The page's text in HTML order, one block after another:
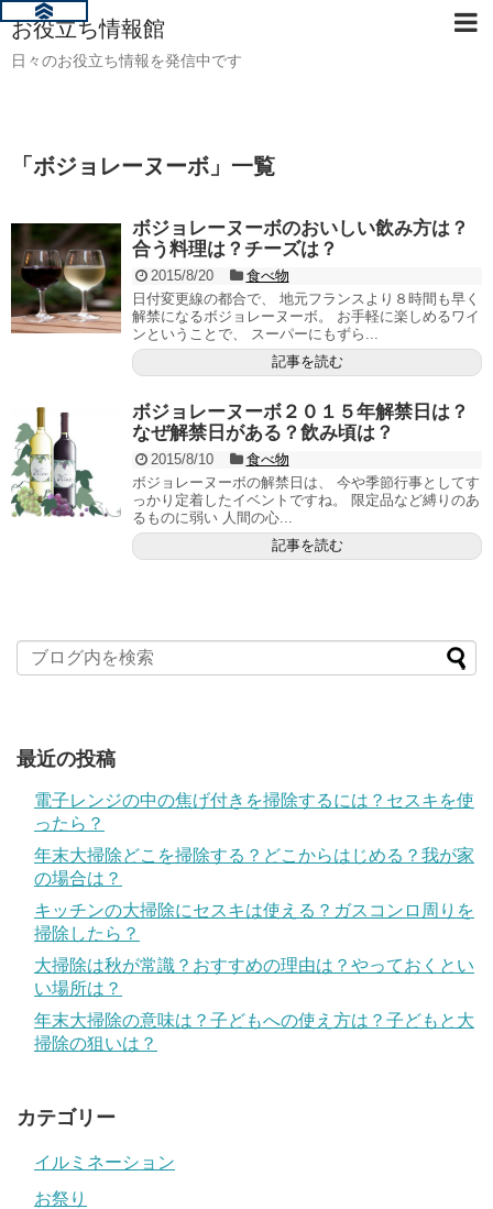
お役立ち情報館
日々のお役立ち情報を発信中です
「 ボジョレーヌーボ 」 一覧
ボジョレーヌーボのおいしい飲み方は？
合う料理は？チーズは？
2015/8/20
食べ物
日付変更線の都合で、 地元フランスより８時間も早く
解禁になるボジョレーヌーボ。 お手軽に楽しめるワイ
ンということで、 スーパーにもずら...
記事を読む
ボジョレーヌーボ２０１５年解禁日は？
なぜ解禁日がある？飲み頃は？
2015/8/10
食べ物
ボジョレーヌーボの解禁日は、 今や季節行事としてす
っかり定着したイベントですね。 限定品など縛りのあ
るものに弱い 人間の心...
記事を読む
最近の投稿
電子レンジの中の焦げ付きを掃除するには？セスキを使
ったら？
年末大掃除どこを掃除する？どこからはじめる？我が家
の場合は？
キッチンの大掃除にセスキは使える？ガスコンロ周りを
掃除したら？
大掃除は秋が常識？おすすめの理由は？やっておくとい
い場所は？
年末大掃除の意味は？子どもへの使え方は？子どもと大
掃除の狙いは？
カテゴリー
イルミネーション
お祭り